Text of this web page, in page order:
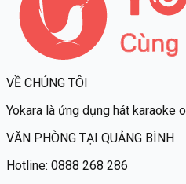
VỀ CHÚNG TÔI
Yokara là ứng dụng hát karaoke
VĂN PHÒNG TẠI QUẢNG BÌNH
Hotline: 0888 268 286